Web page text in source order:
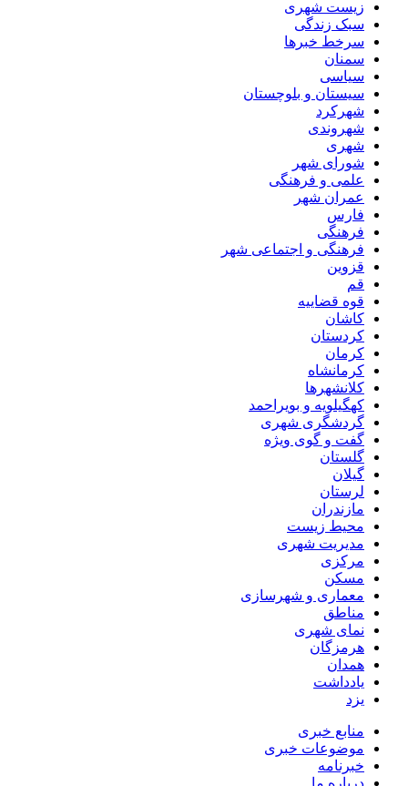
زیست شهری
سبک زندگی
سرخط خبرها
سمنان
سیاسی
سیستان و بلوچستان
شهرکرد
شهروندی
شهری
شورای شهر
علمی و فرهنگی
عمران شهر
فارس
فرهنگی
فرهنگی و اجتماعی شهر
قزوین
قم
قوه قضاییه
کاشان
کردستان
کرمان
کرمانشاه
کلانشهرها
کهگیلویه و بویراحمد
گردشگری شهری
گفت و گوی ویژه
گلستان
گیلان
لرستان
مازندران
محیط زیست
مدیریت شهری
مرکزی
مسکن
معماری و شهرسازی
مناطق
نمای شهری
هرمزگان
همدان
یادداشت
یزد
منابع خبری
موضوعات خبری
خبرنامه
درباره ما